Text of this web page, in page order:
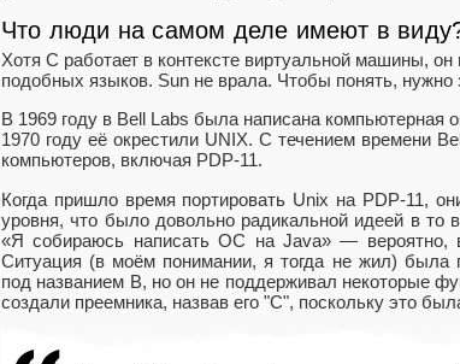
Что люди на самом деле имеют в
Хотя C работает в контексте виртуальной машины,
подобных языков. Sun не врала. Чтобы понять, нужно
В 1969 году в Bell Labs была написана компьютерная
1970 году её окрестили UNIX. С течением времени
компьютеров, включая PDP-11.
Когда пришло время портировать Unix на PDP-11,
уровня, что было довольно радикальной идеей в то
«Я собираюсь написать ОС на Java» — вероятно,
Ситуация (в моём понимании, я тогда не жил) была
под названием B, но он не поддерживал некоторые
создали преемника, назвав его "C", поскольку это